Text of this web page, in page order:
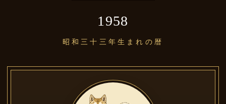
1958
昭和三十三年生まれの暦